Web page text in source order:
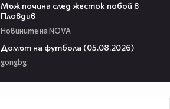
Мъж почина след жесток побой в
Пловдив
Новините на NOVA
Домът на футбола (05.08.2026)
gongbg